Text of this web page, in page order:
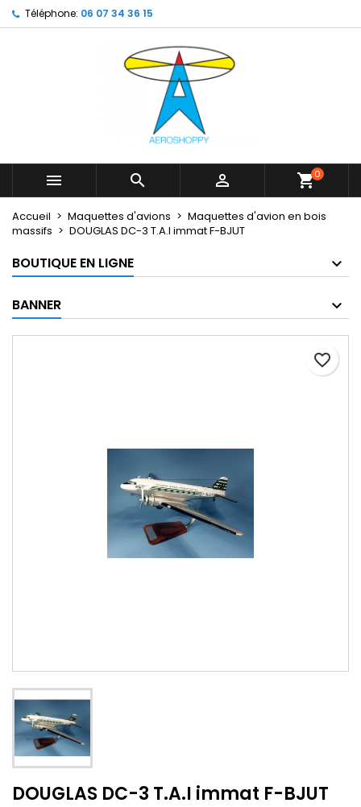
Téléphone: 06 07 34 36 15
   shopping_cart0
Accueil Maquettes d'avions
Maquettes d'avion en bois
massifs
DOUGLAS DC-3 T.A.I immat F-BJUT
BOUTIQUE EN LIGNE
BANNER
DOUGLAS DC-3 T.A.I immat F-BJUT
favorite_border
My wishlists ×
Create new list
Créer une liste d'envies ×
Nom de la liste d'envies
Connexion ×
Vous devez être connecté pour ajouter des produits
Annuler